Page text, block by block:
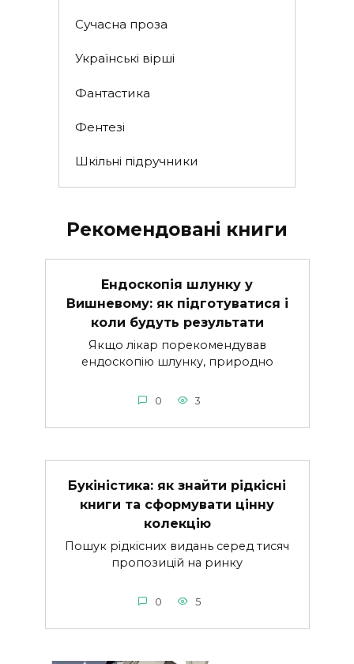
Сучасна проза
Українські вірші
Фантастика
Фентезі
Шкільні підручники
Рекомендовані книги
Ендоскопія шлунку у
Вишневому: як підготуватися і
коли будуть результати
Якщо лікар порекомендував
ендоскопію шлунку, природно
0 3
Букіністика: як знайти рідкісні
книги та сформувати цінну
колекцію
Пошук рідкісних видань серед тисяч
пропозицій на ринку
0 5